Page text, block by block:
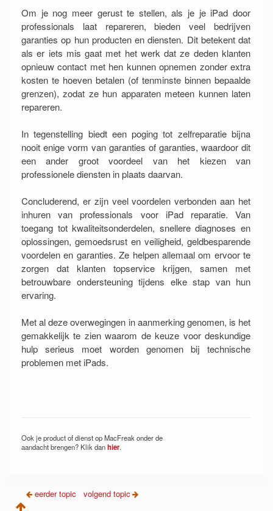
Om je nog meer gerust te stellen, als je je iPad door
professionals laat repareren, bieden veel bedrijven
garanties op hun producten en diensten. Dit betekent dat
als er iets mis gaat met het werk dat ze deden klanten
opnieuw contact met hen kunnen opnemen zonder extra
kosten te hoeven betalen (of tenminste binnen bepaalde
grenzen), zodat ze hun apparaten meteen kunnen laten
repareren.
In tegenstelling biedt een poging tot zelfreparatie bijna
nooit enige vorm van garanties of garanties, waardoor dit
een ander groot voordeel van het kiezen van
professionele diensten in plaats daarvan.
Concluderend, er zijn veel voordelen verbonden aan het
inhuren van professionals voor iPad reparatie. Van
toegang tot kwaliteitsonderdelen, snellere diagnoses en
oplossingen, gemoedsrust en veiligheid, geldbesparende
voordelen en garanties. Ze helpen allemaal om ervoor te
zorgen dat klanten topservice krijgen, samen met
betrouwbare ondersteuning tijdens elke stap van hun
ervaring.
Met al deze overwegingen in aanmerking genomen, is het
gemakkelijk te zien waarom de keuze voor deskundige
hulp serieus moet worden genomen bij technische
problemen met iPads.
Ook je product of dienst op MacFreak onder de
aandacht brengen? Klik danhier.
eerder topic volgend topic